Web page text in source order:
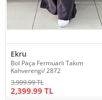
Ekru
Bol Paça Fermuarlı Takım
Kahverengi/ 2872
3,999.99 TL
2,399.99 TL